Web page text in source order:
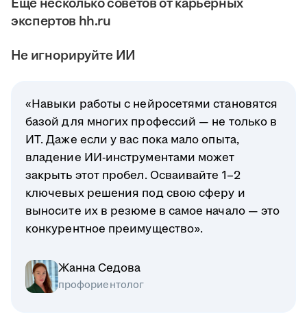
экспертов hh.ru
Не игнорируйте ИИ
«Навыки работы с нейросетями становятся
базой для многих профессий — не только в
ИТ. Даже если у вас пока мало опыта,
владение ИИ-инструментами может
закрыть этот пробел. Осваивайте 1–2
ключевых решения под свою сферу и
выносите их в резюме в самое начало — это
конкурентное преимущество».
Жанна Седова
профориентолог